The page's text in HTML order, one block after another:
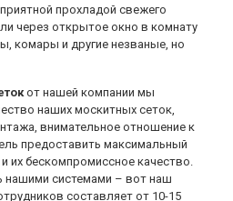
прохладой свежего
через открытое окно в комнату
комары и другие незваные, но
от нашей компании мы
наших москитных сеток,
внимательное отношение к
предоставить максимальный
их бескомпромиссное качество.
нашими системами – вот наш
составляет от 10-15